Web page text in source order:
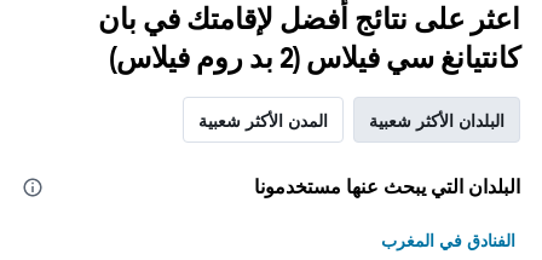
اعثر على نتائج أفضل لإقامتك في بان
كانتيانغ سي فيلاس (2 بد روم فيلاس)
البلدان الأكثر شعبية المدن الأكثر شعبية
البلدان التي يبحث عنها مستخدمونا
الفنادق في المغرب